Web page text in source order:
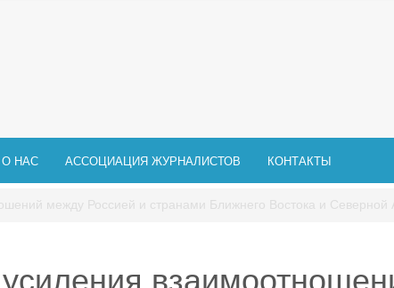
О НАС АССОЦИАЦИЯ ЖУРНАЛИСТОВ КОНТАКТЫ
между Россией и странами Ближнего Востока и Северной